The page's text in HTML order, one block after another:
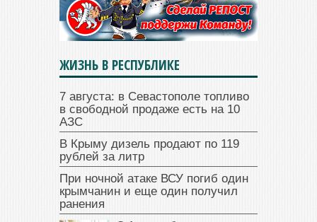
ЖИЗНЬ В РЕСПУБЛИКЕ
7 августа: в Севастополе топливо
в свободной продаже есть на 10
АЗС
В Крыму дизель продают по 119
рублей за литр
При ночной атаке ВСУ погиб один
крымчанин и еще один получил
ранения